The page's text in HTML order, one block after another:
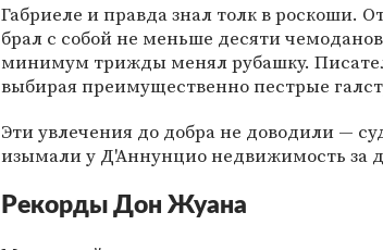
Габриеле и правда знал толк в роскоши.
брал с собой не меньше десяти
минимум трижды менял рубашку.
выбирая преимущественно пестрые
Эти увлечения до добра не доводили —
изымали у Д'Аннунцио недвижимость за
Рекорды Дон Жуана